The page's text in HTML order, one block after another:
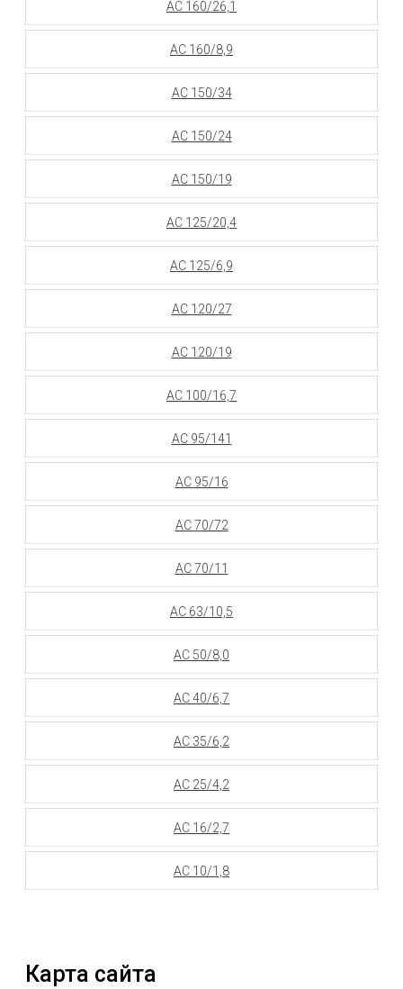
АС 160/26,1
АС 160/8,9
АС 150/34
АС 150/24
АС 150/19
АС 125/20,4
АС 125/6,9
АС 120/27
АС 120/19
АС 100/16,7
АС 95/141
АС 95/16
АС 70/72
АС 70/11
АС 63/10,5
АС 50/8,0
АС 40/6,7
АС 35/6,2
АС 25/4,2
АС 16/2,7
АС 10/1,8
Карта сайта